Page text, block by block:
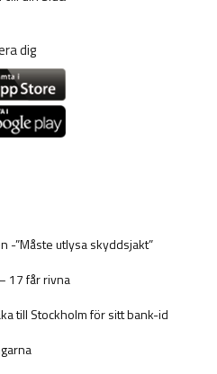
dig
-”Måste utlysa skyddsjakt”
17 får rivna
till Stockholm för sitt bank-id